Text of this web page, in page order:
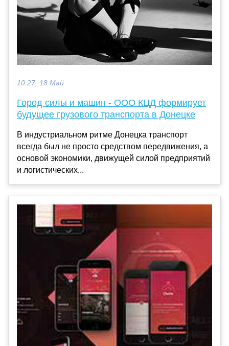
10:27, 18 Май
Город силы и машин - ООО КЦД формирует
будущее грузового транспорта в Донецке
В индустриальном ритме Донецка транспорт
всегда был не просто средством передвижения, а
основой экономики, движущей силой предприятий
и логистических...